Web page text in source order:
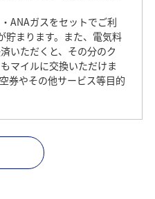
ANAガスをセットでご利
貯まります。また、電気料
いただくと、その分のク
マイルに交換いただけま
券やその他サービス等目的